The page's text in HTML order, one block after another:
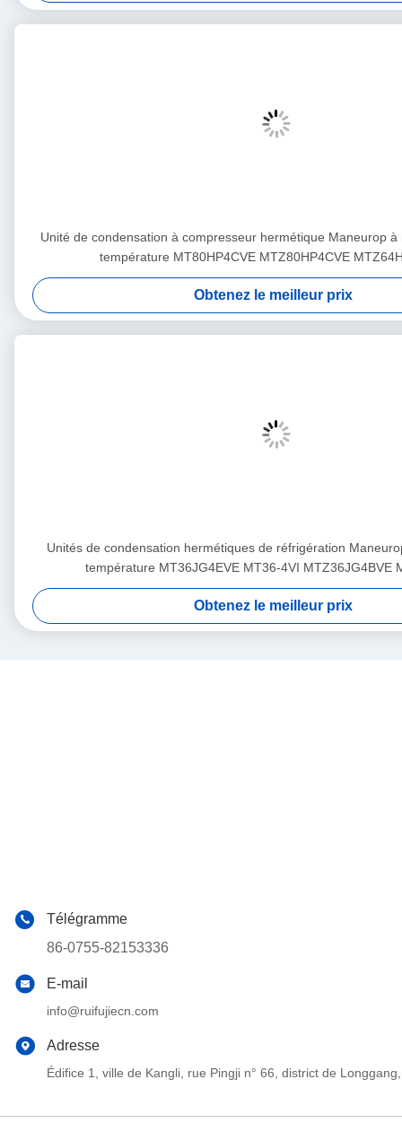
Unité de condensation à compresseur hermétique Maneurop à
température MT80HP4CVE MTZ80HP4CVE
Obtenez le meilleur prix
Unités de condensation hermétiques de réfrigération
température MT36JG4EVE MT36-4VI MTZ36JG4BVE
Obtenez le meilleur prix
Télégramme
86-0755-82153336
E-mail
info@ruifujiecn.com
Adresse
Édifice 1, ville de Kangli, rue Pingji n° 66, district de